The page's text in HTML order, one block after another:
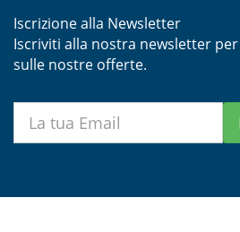
Iscrizione alla Newsletter
Iscriviti alla nostra newsletter
sulle nostre offerte.